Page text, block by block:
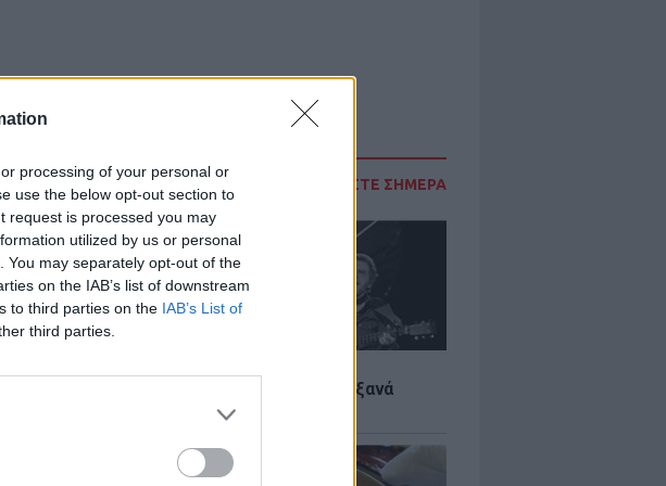
processing of your personal or
use the below opt-out section to
request is processed you may
utilized by us or personal
may separately opt-out of the
on the IAB’s list of downstream
to third parties on the IAB’s List of
third parties.
ΔΙΑΒΑΣΤΕ ΣΗΜΕΡΑ
5 one-hit wonders που έγιναν ξανά
διάσημοι από… ατύχημα
Και
που
αυτή
σε